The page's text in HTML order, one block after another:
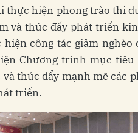
thực hiện phong trào thi
và thúc đẩy phát triển
hiện công tác giảm
Chương trình mục tiêu
thúc đẩy mạnh mẽ các
triển.